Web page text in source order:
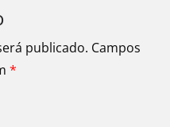
publicado. Campos
*